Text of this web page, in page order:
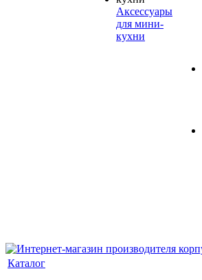
Аксессуары
для мини-
кухни
Каталог